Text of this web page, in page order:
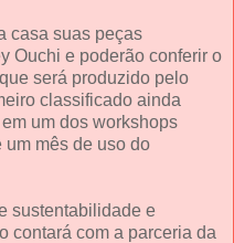
casa suas peças
Ouchi e poderão conferir o
será produzido pelo
classificado ainda
um dos workshops
mês de uso do
sustentabilidade e
contará com a parceria da